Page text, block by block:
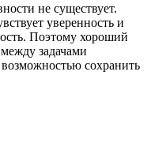
не существует.
уверенность и
Поэтому хороший
задачами
сохранить